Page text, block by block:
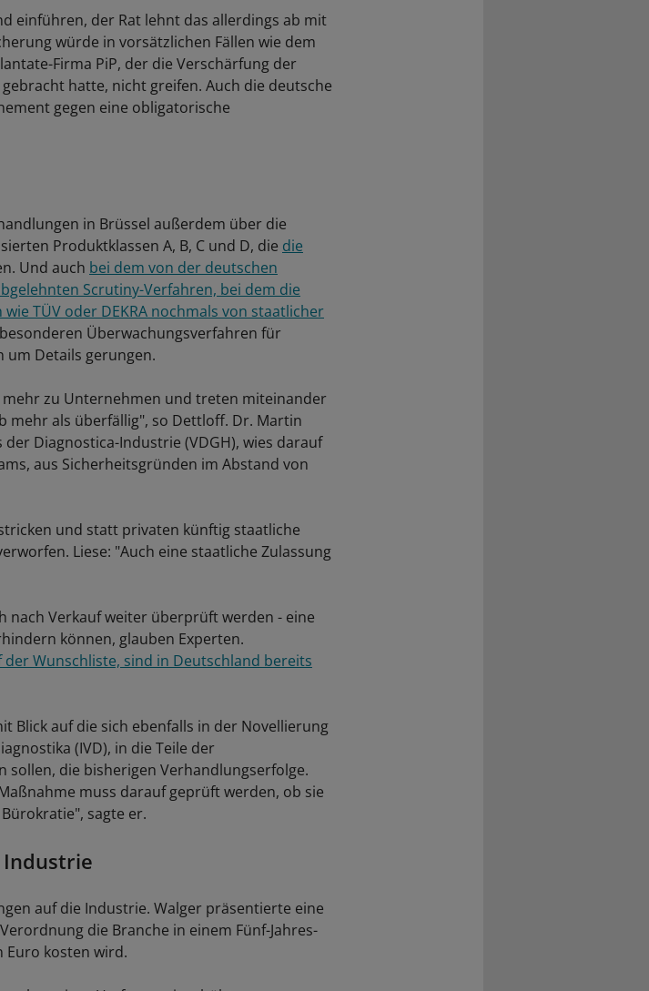
einführen, der Rat lehnt das allerdings ab mit
würde in vorsätzlichen Fällen wie dem
Firma PiP, der die Verschärfung der
hatte, nicht greifen. Auch die deutsche
gegen eine obligatorische
in Brüssel außerdem über die
Produktklassen A, B, C und D, die die
Und auch bei dem von der deutschen
Scrutiny-Verfahren, bei dem die
TÜV oder DEKRA nochmals von staatlicher
Überwachungsverfahren für
Details gerungen.
zu Unternehmen und treten miteinander
mehr als überfällig", so Dettloff. Dr. Martin
Diagnostica-Industrie (VDGH), wies darauf
aus Sicherheitsgründen im Abstand von
und statt privaten künftig staatliche
Liese: "Auch eine staatliche Zulassung
nach Verkauf weiter überprüft werden - eine
können, glauben Experten.
Wunschliste, sind in Deutschland bereits
Blick auf die sich ebenfalls in der Novellierung
(IVD), in die Teile der
die bisherigen Verhandlungserfolge.
muss darauf geprüft werden, ob sie
sagte er.
Industrie
auf die Industrie. Walger präsentierte eine
die Branche in einem Fünf-Jahres-
Euro kosten wird.